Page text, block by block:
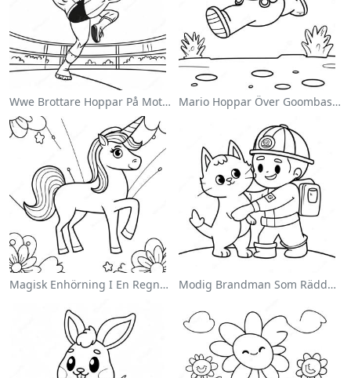
Wwe Brottare Hoppar På Motståndare Målarbild Mario Hoppar Över Goombas Målarbild
Magisk Enhörning I En Regnbåge Målarbild Modig Brandman Som Räddar En Katt Målarbild